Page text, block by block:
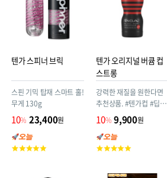
텐가 스피너 브릭
스핀 기믹 탑재 스마트 홀!
무게 130g
10% 23,400원
고
텐가 오리지널 버큠 컵
스트롱
강력한 재질을 원한다면
추천상품. #텐가컵 #딥스
로트 #버큠컵 #스트롱 #
하드 #검정 #블랙 #일회
용 #로션도포 #TOC-
201H
10% 9,900원
고